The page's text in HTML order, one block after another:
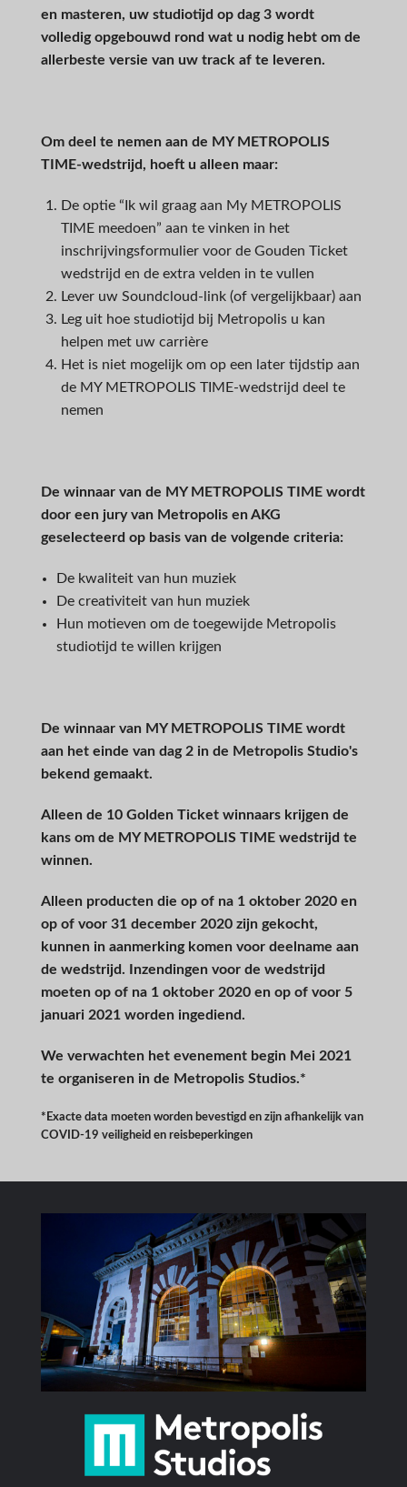
en masteren, uw studiotijd op dag 3 wordt
volledig opgebouwd rond wat u nodig hebt om de
allerbeste versie van uw track af te leveren.
Om deel te nemen aan de MY METROPOLIS
TIME-wedstrijd, hoeft u alleen maar:
De optie “Ik wil graag aan My METROPOLIS
TIME meedoen” aan te vinken in het
inschrijvingsformulier voor de Gouden Ticket
wedstrijd en de extra velden in te vullen
Lever uw Soundcloud-link (of vergelijkbaar) aan
Leg uit hoe studiotijd bij Metropolis u kan
helpen met uw carrière
Het is niet mogelijk om op een later tijdstip aan
de MY METROPOLIS TIME-wedstrijd deel te
nemen
De winnaar van de MY METROPOLIS TIME wordt
door een jury van Metropolis en AKG
geselecteerd op basis van de volgende criteria:
De kwaliteit van hun muziek
De creativiteit van hun muziek
Hun motieven om de toegewijde Metropolis
studiotijd te willen krijgen
De winnaar van MY METROPOLIS TIME wordt
aan het einde van dag 2 in de Metropolis Studio's
bekend gemaakt.
Alleen de 10 Golden Ticket winnaars krijgen de
kans om de MY METROPOLIS TIME wedstrijd te
winnen.
Alleen producten die op of na 1 oktober 2020 en
op of voor 31 december 2020 zijn gekocht,
kunnen in aanmerking komen voor deelname aan
de wedstrijd. Inzendingen voor de wedstrijd
moeten op of na 1 oktober 2020 en op of voor 5
januari 2021 worden ingediend.
We verwachten het evenement begin Mei 2021
te organiseren in de Metropolis Studios.*
*Exacte data moeten worden bevestigd en zijn afhankelijk van
COVID-19 veiligheid en reisbeperkingen